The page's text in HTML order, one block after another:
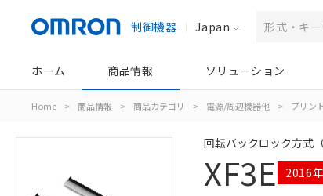
制御機器 Japan
ホーム 商品情報 ソリューション
Home > 商品情報 > 商品カテゴリ > 電源/周辺機器他 > プリン
回転バックロック方式
XF3E 2016